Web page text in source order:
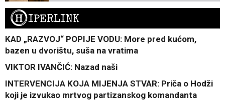
HIPERLINK
KAD „RAZVOJ“ POPIJE VODU: More pred kućom,
bazen u dvorištu, suša na vratima
VIKTOR IVANČIĆ: Nazad naši
INTERVENCIJA KOJA MIJENJA STVAR: Priča o Hodži
koji je izvukao mrtvog partizanskog komandanta